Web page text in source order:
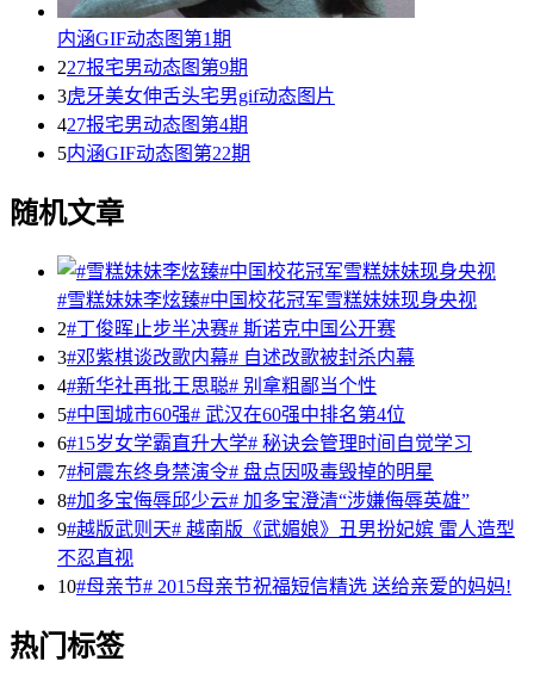
内涵GIF动态图第1期
227报宅男动态图第9期
3虎牙美女伸舌头宅男gif动态图片
427报宅男动态图第4期
5内涵GIF动态图第22期
随机文章
#雪糕妹妹李炫臻#中国校花冠军雪糕妹妹现身央视
2#丁俊晖止步半决赛# 斯诺克中国公开赛
3#邓紫棋谈改歌内幕# 自述改歌被封杀内幕
4#新华社再批王思聪# 别拿粗鄙当个性
5#中国城市60强# 武汉在60强中排名第4位
6#15岁女学霸直升大学# 秘诀会管理时间自觉学习
7#柯震东终身禁演令# 盘点因吸毒毁掉的明星
8#加多宝侮辱邱少云# 加多宝澄清“涉嫌侮辱英雄”
9#越版武则天# 越南版《武媚娘》丑男扮妃嫔 雷人造型
不忍直视
10#母亲节# 2015母亲节祝福短信精选 送给亲爱的妈妈!
热门标签